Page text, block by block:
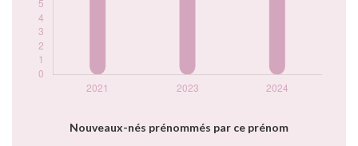
Nouveaux-nés prénommés par ce prénom